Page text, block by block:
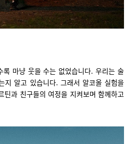
마냥 웃을 수는 없었습니다. 우리는 술
지 알고 있습니다. 그래서 알코올 실험을
과 친구들의 여정을 지켜보며 함께하고